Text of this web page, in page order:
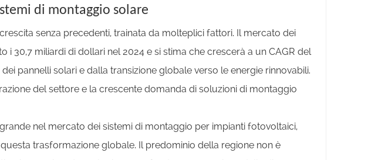
di montaggio solare
senza precedenti, trainata da molteplici fattori. Il mercato dei
30,7 miliardi di dollari nel 2024 e si stima che crescerà a un CAGR del
pannelli solari e dalla transizione globale verso le energie rinnovabili.
del settore e la crescente domanda di soluzioni di montaggio
nel mercato dei sistemi di montaggio per impianti fotovoltaici,
trasformazione globale. Il predominio della regione non è